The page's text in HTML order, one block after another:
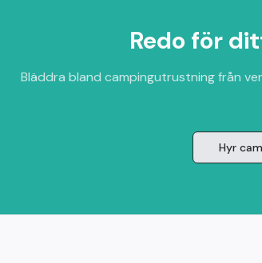
Redo för
Bläddra bland campingutrustning från
Hyr